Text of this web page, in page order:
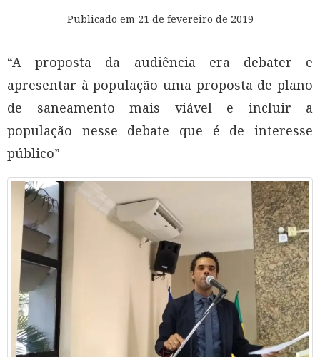
Publicado em 21 de fevereiro de 2019
“A proposta da audiência era debater e
apresentar à população uma proposta de plano
de saneamento mais viável e incluir a
população nesse debate que é de interesse
público”